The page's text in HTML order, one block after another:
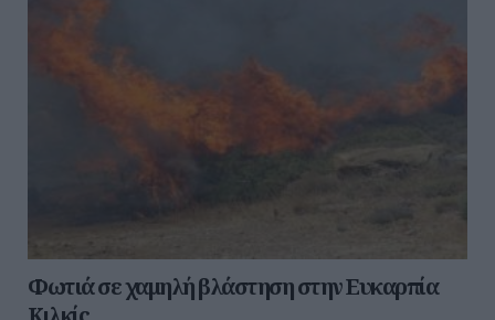
Φωτιά σε χαμηλή βλάστηση στην Ευκαρπία